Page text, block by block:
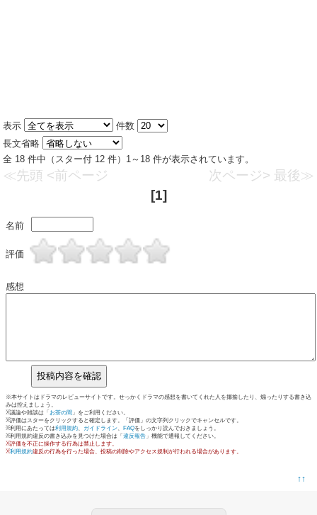
表示
件数
長文省略
全 18 件中（スター付 12 件）1～18 件が表示されています。
≪先頭 <前ページ 次ページ> 最後≫
[1]
名前
評価
感想
※本サイトはドラマのレビューサイトです。せっかくドラマの感想を書いてくれた人を揶揄したり、煽ったりする書き込
みは控えましょう。
※議論や雑談は「 お茶の間 」をご利用ください。
※評価はスターをクリックすると確定します。「評価」の文字列クリックでキャンセルです。
※利用にあたっては利用規約、 ガイドライン、 FAQをしっかり読んでおきましょう。
※利用規約違反の書き込みを見つけた場合は「 違反報告 」機能で通報してください。
※評価を不正に操作する行為は禁止します。
※利用規約違反の行為を行った場合、投稿の削除やアクセス規制が行われる場合があります。
↑↑